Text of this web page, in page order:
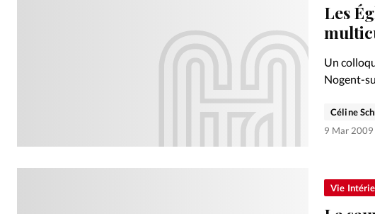
Les
Un
Nogent-
Céline
9 Mar 2009
Vie